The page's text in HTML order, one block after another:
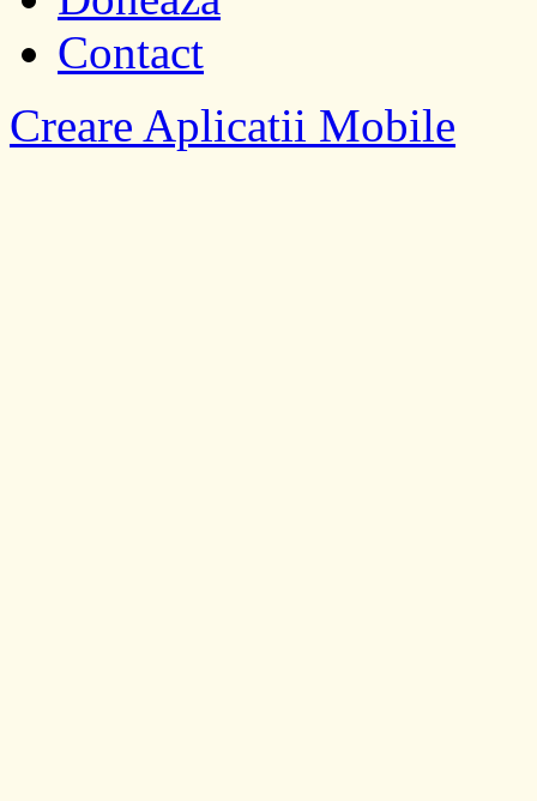
Contact
Creare Aplicatii Mobile